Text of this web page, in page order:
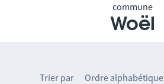
commune
Woël
Trier par Ordre alphabétique